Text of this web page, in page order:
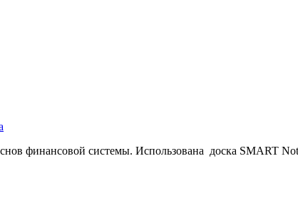
финансовой системы. Использована доска SMART